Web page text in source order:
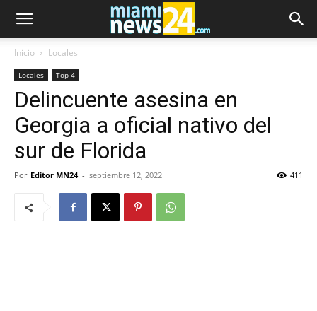
Inicio Locales
Locales Top 4
Delincuente asesina en
Georgia a oficial nativo del
sur de Florida
Por Editor MN24 - septiembre 12, 2022 411